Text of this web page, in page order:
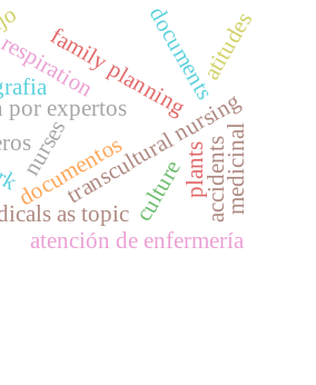
documentos
as topic
por expertos
transcultural nursing
atención de enfermería
family planning
documents
nurses accidents
atitudes
cultureplants medicinal